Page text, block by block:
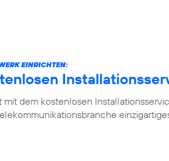
EINRICHTEN:
mit dem kostenlosen